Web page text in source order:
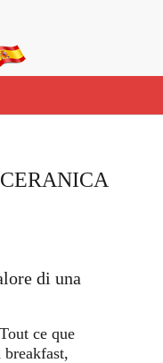
di una
Tout ce que
breakfast,